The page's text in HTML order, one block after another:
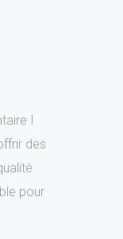
I
des
pour